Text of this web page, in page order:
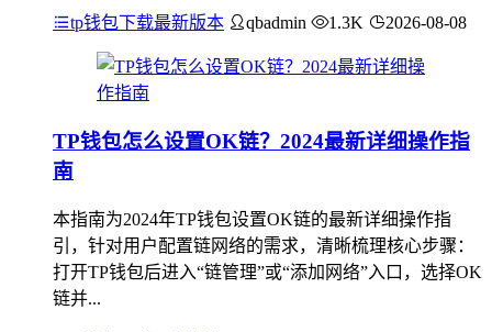
tp钱包下载最新版本 qbadmin 1.3K 2026-08-08
TP钱包怎么设置OK链？2024最新详细操作指
南
本指南为2024年TP钱包设置OK链的最新详细操作指
引，针对用户配置链网络的需求，清晰梳理核心步骤：
打开TP钱包后进入“链管理”或“添加网络”入口，选择OK
链并...